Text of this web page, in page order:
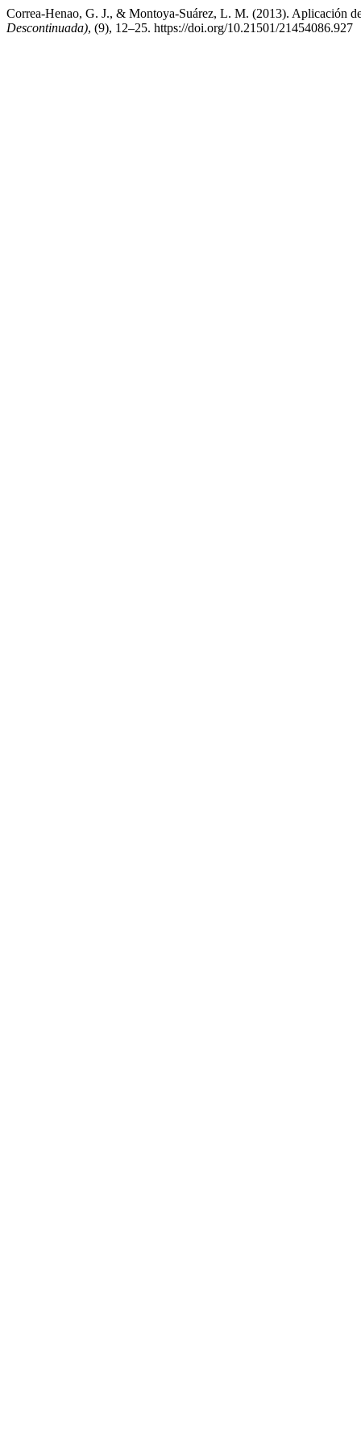
Correa-Henao, G. J., & Montoya-Suárez, L. M. (2013). Aplicación
Descontinuada), (9), 12–25. https://doi.org/10.21501/21454086.927